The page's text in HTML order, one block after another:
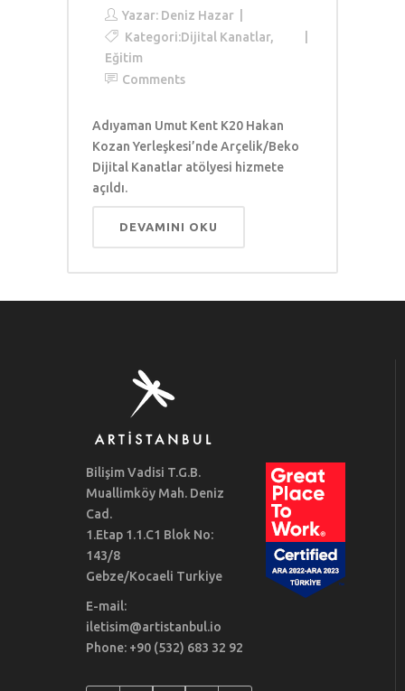
Yazar: Deniz Hazar
Kategori:Dijital Kanatlar,
Eğitim
Comments
Adıyaman Umut Kent K20 Hakan
Kozan Yerleşkesi’nde Arçelik/Beko
Dijital Kanatlar atölyesi hizmete
açıldı.
DEVAMINI OKU
Bilişim Vadisi T.G.B.
Muallimköy Mah. Deniz
Cad.
1.Etap 1.1.C1 Blok No:
143/8
Gebze/Kocaeli Turkiye
E-mail:
iletisim@artistanbul.io
Phone: +90 (532) 683 32 92